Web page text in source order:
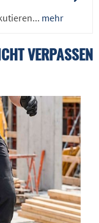
mehr
VERPASSEN